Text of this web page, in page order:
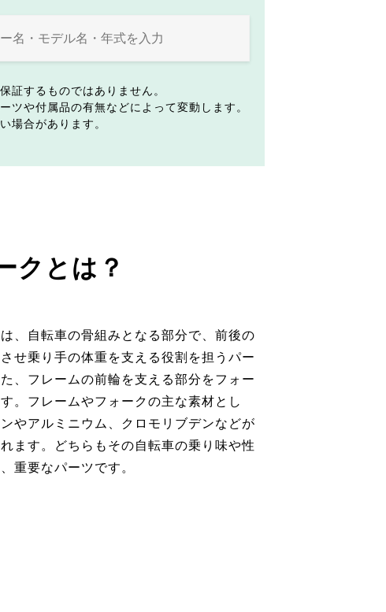
証するものではありません。
ツや付属品の有無などによって変動します。
場合があります。
クとは？
、自転車の骨組みとなる部分で、前後の
せ乗り手の体重を支える役割を担うパー
、フレームの前輪を支える部分をフォー
。フレームやフォークの主な素材とし
やアルミニウム、クロモリブデンなどが
ます。どちらもその自転車の乗り味や性
重要なパーツです。